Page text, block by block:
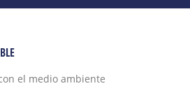
el medio ambiente